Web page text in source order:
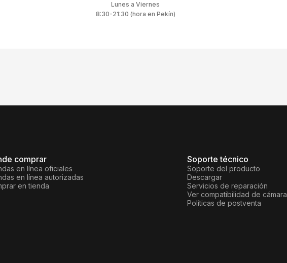
Lunes a Viernes
8:30-21:30 (hora en Pekín)
comprar
en línea oficiales
en línea autorizadas
en tienda
Soporte técnico
Soporte del producto
Descargar
Servicios de reparación
Ver compatibilidad de cámara
Políticas de postventa